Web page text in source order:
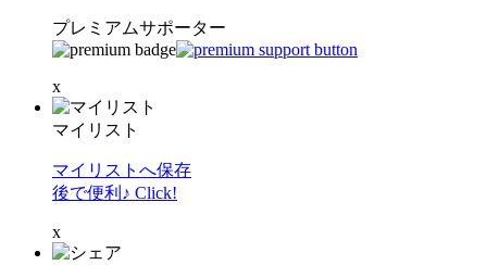
プレミアムサポーター
x
マイリスト
マイリストへ保存
後で便利♪ Click!
x